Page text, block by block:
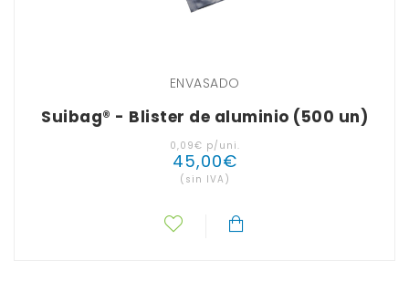
ENVASADO
Suibag® - Blister de aluminio (500 un)
0,09€ p/uni.
45,00€
(sin IVA)